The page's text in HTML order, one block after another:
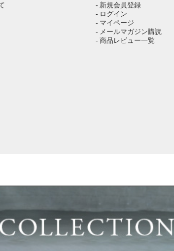
- 新規会員登録
- ログイン
- マイページ
- メールマガジン購読
- 商品レビュー一覧